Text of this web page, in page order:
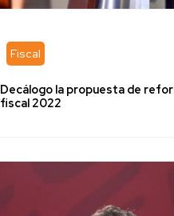
Fiscal
Decálogo la propuesta de
fiscal 2022